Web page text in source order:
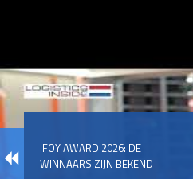
IFOY AWARD 2026: DE
WINNAARS ZIJN BEKEND